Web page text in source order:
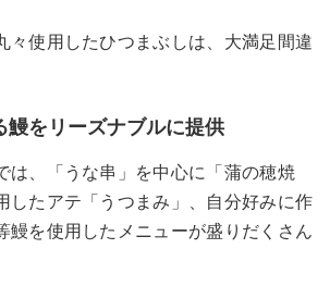
々使用したひつまぶしは、大満足間違
鰻をリーズナブルに提供
は、「うな串」を中心に「蒲の穂焼
したアテ「うつまみ」、自分好みに作
鰻を使用したメニューが盛りだくさん